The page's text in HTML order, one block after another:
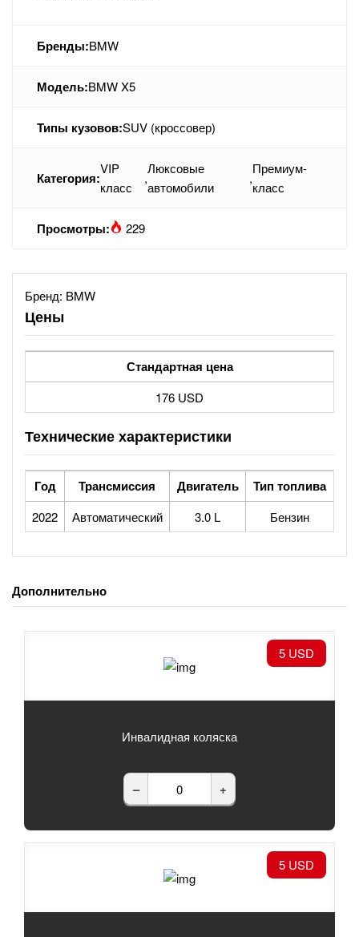
Бренды:BMW
Модель:BMW X5
Типы кузовов:SUV (кроссовер)
Категория:
VIP
класс
,
Люксовые
автомобили
,
Премиум-
класс
Просмотры: 229
Бренд: BMW
Цены
Стандартная цена
176 USD
Технические характеристики
Год Трансмиссия Двигатель Тип топлива
2022 Автоматический 3.0 L Бензин
Дополнительно
5 USD
Инвалидная коляска
– +
5 USD